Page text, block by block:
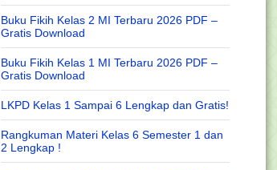
Buku Fikih Kelas 2 MI Terbaru 2026 PDF –
Gratis Download
Buku Fikih Kelas 1 MI Terbaru 2026 PDF –
Gratis Download
LKPD Kelas 1 Sampai 6 Lengkap dan Gratis!
Rangkuman Materi Kelas 6 Semester 1 dan
2 Lengkap !